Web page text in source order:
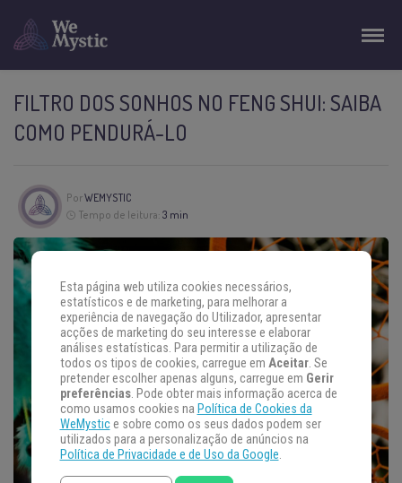
FILTRO DOS SONHOS NO FENG SHUI: SAIBA
COMO PENDURÁ-LO
PorWEMYSTIC
Tempo de leitura: 3 min
Esta página web utiliza cookies necessários,
estatísticos e de marketing, para melhorar a
experiência de navegação do Utilizador, apresentar
acções de marketing do seu interesse e elaborar
análises estatísticas. Para permitir a utilização de
todos os tipos de cookies, carregue em Aceitar. Se
pretender escolher apenas alguns, carregue em Gerir
preferências. Pode obter mais informação acerca de
como usamos cookies na Política de Cookies da
WeMystice sobre como os seus dados podem ser
utilizados para a personalização de anúncios na
Política de Privacidade e de Uso da Google.